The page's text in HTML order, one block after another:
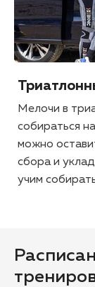
Мелочи в
собираться
можно
сбора и
учим